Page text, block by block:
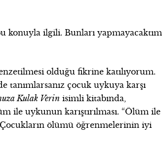
konuyla ilgili. Bunları yapmayacaktım
olduğu fikrine katılıyorum.
çocuk uykuya karşı
Kulak Verin isimli kitabında,
ile uykunun karıştırılması. “Ölüm ile
ölümü öğrenmelerinin iyi